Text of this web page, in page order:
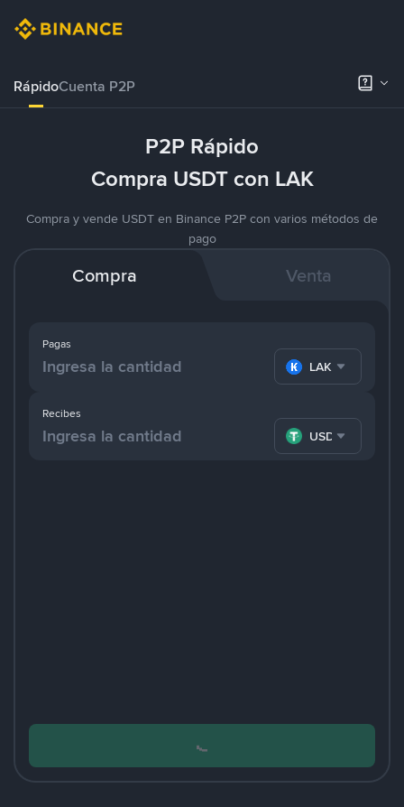
RápidoCuenta P2P
P2P Rápido
Compra USDT con LAK
Compra y vende USDT en Binance P2P con varios métodos de
pago
Compra Venta
Pagas
LAK
Recibes
USDT